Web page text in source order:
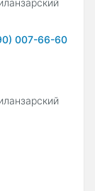
007-66-60